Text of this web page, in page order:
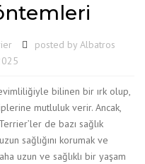
posted by Albatros
bilinen bir ırk olup,
mutluluk verir. Ancak,
de bazı sağlık
sağlığını korumak ve
uzun ve sağlıklı bir yaşam